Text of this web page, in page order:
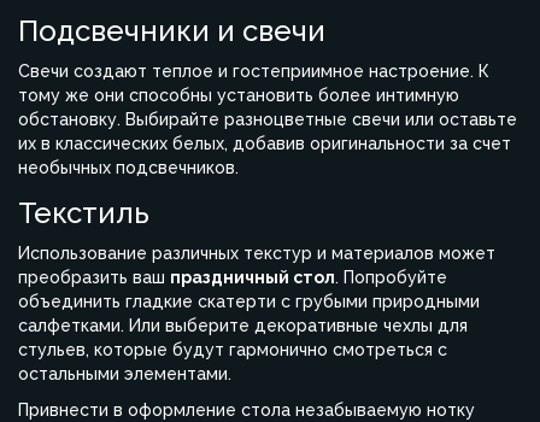
Подсвечники и свечи
Свечи создают теплое и гостеприимное настроение. К
тому же они способны установить более интимную
обстановку. Выбирайте разноцветные свечи или оставьте
их в классических белых, добавив оригинальности за счет
необычных подсвечников.
Текстиль
Использование различных текстур и материалов может
преобразить ваш праздничный стол. Попробуйте
объединить гладкие скатерти с грубыми природными
салфетками. Или выберите декоративные чехлы для
стульев, которые будут гармонично смотреться с
остальными элементами.
Привнести в оформление стола незабываемую нотку